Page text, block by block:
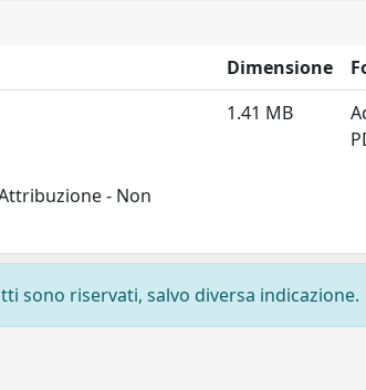
Dimensione
- Non
1.41 MB
sono riservati, salvo diversa indicazione.